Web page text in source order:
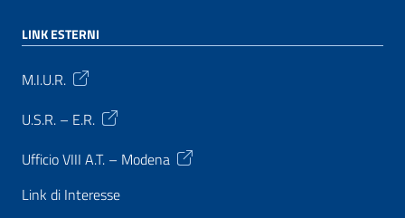
LINK ESTERNI
M.I.U.R.
U.S.R. – E.R.
Ufficio VIII A.T. – Modena
Link di Interesse